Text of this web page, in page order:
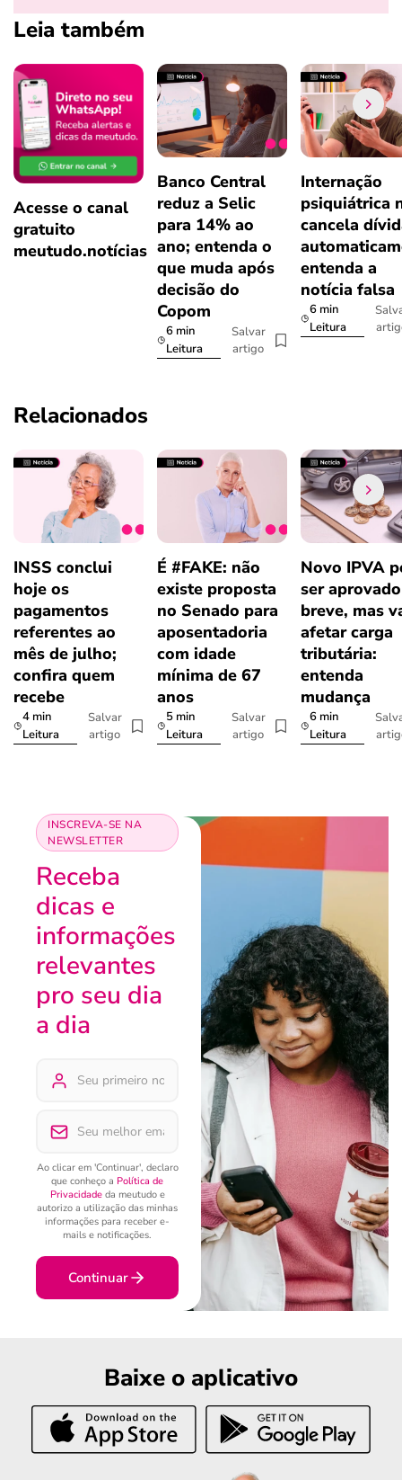
Leia também
Acesse o canal
gratuito
meutudo.notícias
Banco Central
reduz a Selic
para 14% ao
ano; entenda o
que muda após
decisão do
Copom
6 min
Leitura
Salvar
artigo
Internação
psiquiátrica
cancela
entenda a
notícia falsa
6 min
Leitura
Relacionados
INSS conclui
hoje os
pagamentos
referentes ao
mês de julho;
confira quem
recebe
4 min
Leitura
Salvar
artigo
É #FAKE: não
existe proposta
no Senado para
aposentadoria
com idade
mínima de 67
anos
5 min
Leitura
Salvar
artigo
Novo IPVA
ser
breve, mas
afetar carga
tributária:
entenda
mudança
6 min
Leitura
INSCREVA-SE NA
NEWSLETTER
Receba
dicas e
informações
relevantes
pro seu dia
a dia
Ao clicar em 'Continuar', declaro
que conheço a Política de
Privacidadeda meutudo e
autorizo a utilização das minhas
informações para receber e-
mails e notificações.
Continuar
Baixe o aplicativo